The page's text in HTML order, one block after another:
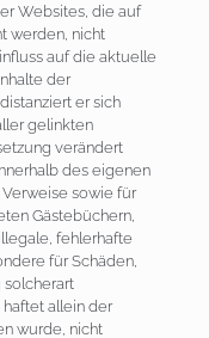
Websites, die auf
werden, nicht
auf die aktuelle
der
er sich
gelinkten
verändert
des eigenen
sowie für
Gästebüchern,
fehlerhafte
für Schäden,
allein der
wurde, nicht